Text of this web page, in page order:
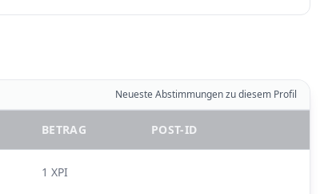
Neueste Abstimmungen zu diesem Profil
BETRAG POST-ID
1 XPI